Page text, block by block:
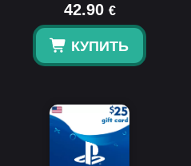
42.90 €
КУПИТЬ